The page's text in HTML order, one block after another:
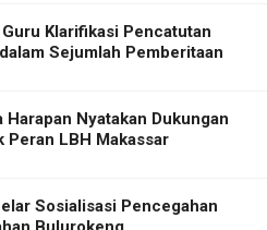
Klarifikasi Pencatutan
Sejumlah Pemberitaan
Harapan Nyatakan Dukungan
Peran LBH Makassar
Sosialisasi Pencegahan